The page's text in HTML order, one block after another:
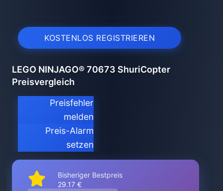
KOSTENLOS REGISTRIEREN
LEGO NINJAGO® 70673 ShuriCopter
Preisvergleich
Preisfehler
melden
Preis-Alarm
setzen
Bisheriger Bestpreis
29.17 €